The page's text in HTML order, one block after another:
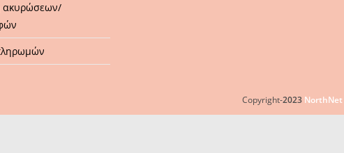
ακυρώσεων/
Copyright-2023 NorthNet